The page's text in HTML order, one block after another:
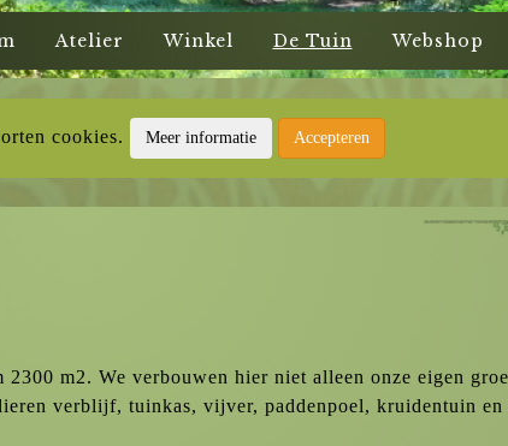
Atelier Winkel De Tuin Webshop
cookies. Meer informatie Accepteren
m2. We verbouwen hier niet alleen onze eigen
verblijf, tuinkas, vijver, paddenpoel, kruidentuin en